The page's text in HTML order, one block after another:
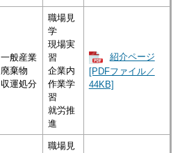
一般産業
廃棄物
収運処分
職場見
学
現場実
習
企業内
作業学
習
就労推
進
紹介ページ
[PDFファイル／
44KB]
職場見